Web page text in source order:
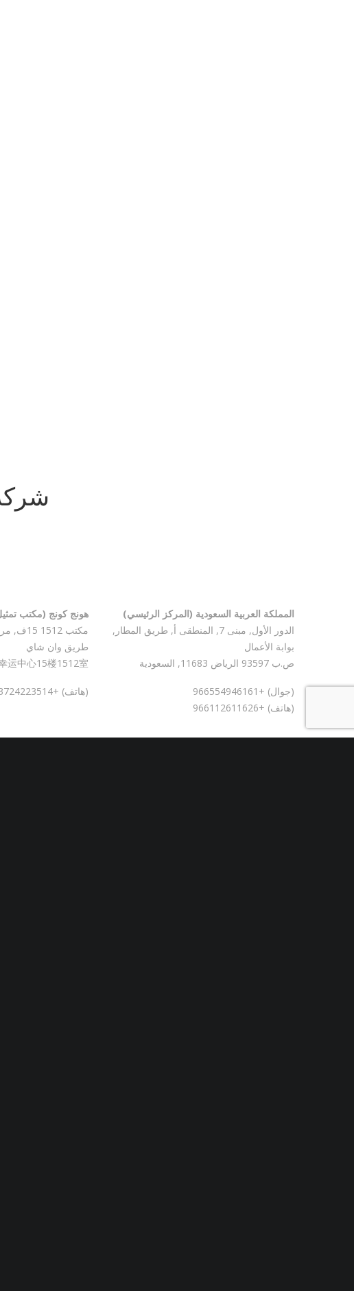
هونج كونج (مكتب
طريق وان شاي
运中心15楼1512室
(هاتف) +8613724223514
المملكة العربية السعودية (المركز الرئيسي)
الدور الأول, مبنى 7, المنطقى أ, طريق المطار,
بوابة الأعمال
ص.ب 93597 الرياض 11683, السعودية
(جوال) +966554946161
(هاتف) +966112611626